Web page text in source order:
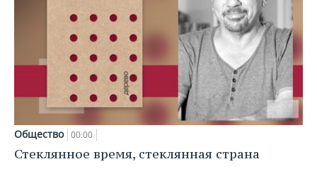
Общество 00:00
Стеклянное время, стеклянная страна